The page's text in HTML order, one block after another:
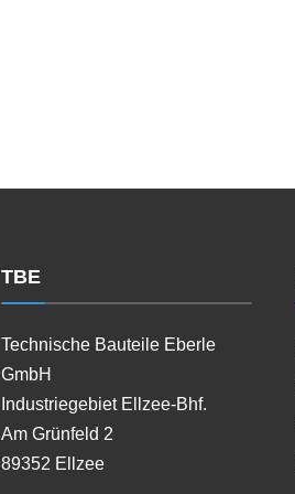
TBE
Technische Bauteile Eberle
GmbH
Industriegebiet Ellzee-Bhf.
Am Grünfeld 2
89352 Ellzee